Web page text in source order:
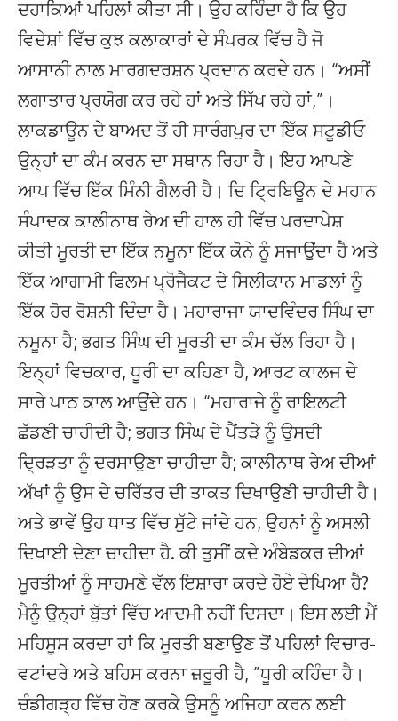
ਦਹਾਕਿਆਂ ਪਹਿਲਾਂ ਕੀਤਾ ਸੀ। ਉਹ ਕਹਿੰਦਾ ਹੈ ਕਿ ਉਹ
ਵਿਦੇਸ਼ਾਂ ਵਿੱਚ ਕੁਝ ਕਲਾਕਾਰਾਂ ਦੇ ਸੰਪਰਕ ਵਿੱਚ ਹੈ ਜੋ
ਆਸਾਨੀ ਨਾਲ ਮਾਰਗਦਰਸ਼ਨ ਪ੍ਰਦਾਨ ਕਰਦੇ ਹਨ। “ਅਸੀਂ
ਲਗਾਤਾਰ ਪ੍ਰਯੋਗ ਕਰ ਰਹੇ ਹਾਂ ਅਤੇ ਸਿੱਖ ਰਹੇ ਹਾਂ,”।
ਲਾਕਡਾਊਨ ਦੇ ਬਾਅਦ ਤੋਂ ਹੀ ਸਾਰੰਗਪੁਰ ਦਾ ਇੱਕ ਸਟੂਡੀਓ
ਉਨ੍ਹਾਂ ਦਾ ਕੰਮ ਕਰਨ ਦਾ ਸਥਾਨ ਰਿਹਾ ਹੈ। ਇਹ ਆਪਣੇ
ਆਪ ਵਿੱਚ ਇੱਕ ਮਿੰਨੀ ਗੈਲਰੀ ਹੈ। ਦਿ ਟ੍ਰਿਬਿਊਨ ਦੇ ਮਹਾਨ
ਸੰਪਾਦਕ ਕਾਲੀਨਾਥ ਰੇਅ ਦੀ ਹਾਲ ਹੀ ਵਿੱਚ ਪਰਦਾਪੇਸ਼
ਕੀਤੀ ਮੂਰਤੀ ਦਾ ਇੱਕ ਨਮੂਨਾ ਇੱਕ ਕੋਨੇ ਨੂੰ ਸਜਾਉਂਦਾ ਹੈ ਅਤੇ
ਇੱਕ ਆਗਾਮੀ ਫਿਲਮ ਪ੍ਰੋਜੈਕਟ ਦੇ ਸਿਲੀਕਾਨ ਮਾਡਲਾਂ ਨੂੰ
ਇੱਕ ਹੋਰ ਰੋਸ਼ਨੀ ਦਿੰਦਾ ਹੈ। ਮਹਾਰਾਜਾ ਯਾਦਵਿੰਦਰ ਸਿੰਘ ਦਾ
ਨਮੂਨਾ ਹੈ; ਭਗਤ ਸਿੰਘ ਦੀ ਮੂਰਤੀ ਦਾ ਕੰਮ ਚੱਲ ਰਿਹਾ ਹੈ।
ਇਨ੍ਹਾਂ ਵਿਚਕਾਰ, ਧੂਰੀ ਦਾ ਕਹਿਣਾ ਹੈ, ਆਰਟ ਕਾਲਜ ਦੇ
ਸਾਰੇ ਪਾਠ ਕਾਲ ਆਉਂਦੇ ਹਨ। “ਮਹਾਰਾਜੇ ਨੂੰ ਰਾਇਲਟੀ
ਛੱਡਣੀ ਚਾਹੀਦੀ ਹੈ; ਭਗਤ ਸਿੰਘ ਦੇ ਪੈਂਤੜੇ ਨੂੰ ਉਸਦੀ
ਦ੍ਰਿੜਤਾ ਨੂੰ ਦਰਸਾਉਣਾ ਚਾਹੀਦਾ ਹੈ; ਕਾਲੀਨਾਥ ਰੇਅ ਦੀਆਂ
ਅੱਖਾਂ ਨੂੰ ਉਸ ਦੇ ਚਰਿੱਤਰ ਦੀ ਤਾਕਤ ਦਿਖਾਉਣੀ ਚਾਹੀਦੀ ਹੈ।
ਅਤੇ ਭਾਵੇਂ ਉਹ ਧਾਤ ਵਿੱਚ ਸੁੱਟੇ ਜਾਂਦੇ ਹਨ, ਉਹਨਾਂ ਨੂੰ ਅਸਲੀ
ਦਿਖਾਈ ਦੇਣਾ ਚਾਹੀਦਾ ਹੈ. ਕੀ ਤੁਸੀਂ ਕਦੇ ਅੰਬੇਡਕਰ ਦੀਆਂ
ਮੂਰਤੀਆਂ ਨੂੰ ਸਾਹਮਣੇ ਵੱਲ ਇਸ਼ਾਰਾ ਕਰਦੇ ਹੋਏ ਦੇਖਿਆ ਹੈ?
ਮੈਨੂੰ ਉਨ੍ਹਾਂ ਬੁੱਤਾਂ ਵਿੱਚ ਆਦਮੀ ਨਹੀਂ ਦਿਸਦਾ। ਇਸ ਲਈ ਮੈਂ
ਮਹਿਸੂਸ ਕਰਦਾ ਹਾਂ ਕਿ ਮੂਰਤੀ ਬਣਾਉਣ ਤੋਂ ਪਹਿਲਾਂ ਵਿਚਾਰ-
ਵਟਾਂਦਰੇ ਅਤੇ ਬਹਿਸ ਕਰਨਾ ਜ਼ਰੂਰੀ ਹੈ, ”ਧੂਰੀ ਕਹਿੰਦਾ ਹੈ।
ਚੰਡੀਗੜ੍ਹ ਵਿੱਚ ਹੋਣ ਕਰਕੇ ਉਸਨੂੰ ਅਜਿਹਾ ਕਰਨ ਲਈ